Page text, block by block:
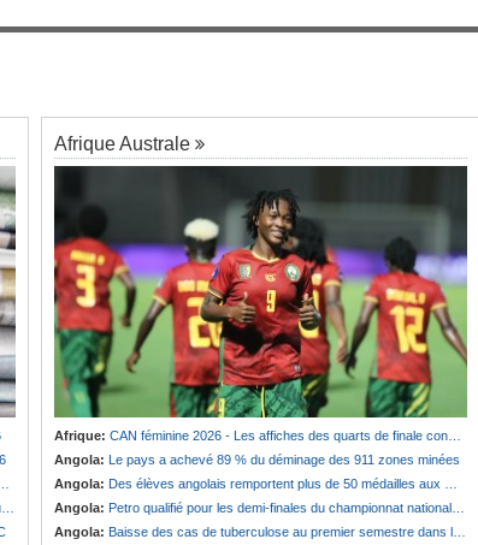
Afrique Australe
Afrique: CAN féminine 2026 - Les affiches des quarts de finale connues
Angola: Le pays a achevé 89 % du déminage des 911 zones minées
Angola: Des élèves angolais remportent plus de 50 médailles aux Olympiades de mathématiques en Angleterre
Angola: Petro qualifié pour les demi-finales du championnat national féminin
Angola: Baisse des cas de tuberculose au premier semestre dans la province de Cunene
Afrique:Visa US à 20 000 $ - 30 pays africains